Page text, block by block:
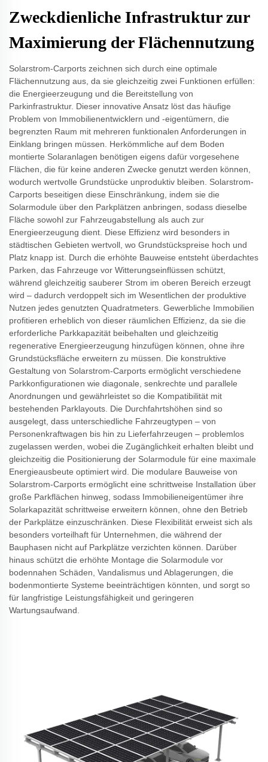
Zweckdienliche Infrastruktur zur
Maximierung der Flächennutzung
Solarstrom-Carports zeichnen sich durch eine optimale
Flächennutzung aus, da sie gleichzeitig zwei Funktionen erfüllen:
die Energieerzeugung und die Bereitstellung von
Parkinfrastruktur. Dieser innovative Ansatz löst das häufige
Problem von Immobilienentwicklern und -eigentümern, die
begrenzten Raum mit mehreren funktionalen Anforderungen in
Einklang bringen müssen. Herkömmliche auf dem Boden
montierte Solaranlagen benötigen eigens dafür vorgesehene
Flächen, die für keine anderen Zwecke genutzt werden können,
wodurch wertvolle Grundstücke unproduktiv bleiben. Solarstrom-
Carports beseitigen diese Einschränkung, indem sie die
Solarmodule über den Parkplätzen anbringen, sodass dieselbe
Fläche sowohl zur Fahrzeugabstellung als auch zur
Energieerzeugung dient. Diese Effizienz wird besonders in
städtischen Gebieten wertvoll, wo Grundstückspreise hoch und
Platz knapp ist. Durch die erhöhte Bauweise entsteht überdachtes
Parken, das Fahrzeuge vor Witterungseinflüssen schützt,
während gleichzeitig sauberer Strom im oberen Bereich erzeugt
wird – dadurch verdoppelt sich im Wesentlichen der produktive
Nutzen jedes genutzten Quadratmeters. Gewerbliche Immobilien
profitieren erheblich von dieser räumlichen Effizienz, da sie die
erforderliche Parkkapazität beibehalten und gleichzeitig
regenerative Energieerzeugung hinzufügen können, ohne ihre
Grundstücksfläche erweitern zu müssen. Die konstruktive
Gestaltung von Solarstrom-Carports ermöglicht verschiedene
Parkkonfigurationen wie diagonale, senkrechte und parallele
Anordnungen und gewährleistet so die Kompatibilität mit
bestehenden Parklayouts. Die Durchfahrtshöhen sind so
ausgelegt, dass unterschiedliche Fahrzeugtypen – von
Personenkraftwagen bis hin zu Lieferfahrzeugen – problemlos
zugelassen werden, wobei die Zugänglichkeit erhalten bleibt und
gleichzeitig die Positionierung der Solarmodule für eine maximale
Energieausbeute optimiert wird. Die modulare Bauweise von
Solarstrom-Carports ermöglicht eine schrittweise Installation über
große Parkflächen hinweg, sodass Immobilieneigentümer ihre
Solarkapazität schrittweise erweitern können, ohne den Betrieb
der Parkplätze einzuschränken. Diese Flexibilität erweist sich als
besonders vorteilhaft für Unternehmen, die während der
Bauphasen nicht auf Parkplätze verzichten können. Darüber
hinaus schützt die erhöhte Montage die Solarmodule vor
bodennahen Schäden, Vandalismus und Ablagerungen, die
bodenmontierte Systeme beeinträchtigen könnten, und sorgt so
für langfristige Leistungsfähigkeit und geringeren
Wartungsaufwand.